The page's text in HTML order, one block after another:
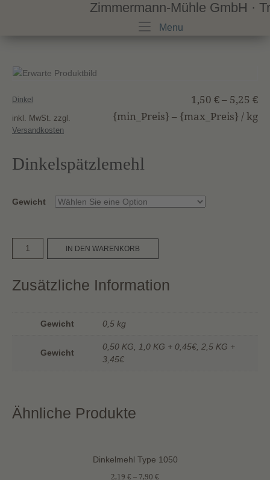
content
Zimmermann-Mühle GmbH ·
MenuMenu
1,50 € – 5,25 €
Dinkel
{min_Preis} – {max_Preis} / kg
inkl. MwSt. zzgl.
Versandkosten
Dinkelspätzlemehl
Gewicht
Dinkelspätzlemehl
Menge
IN DEN WARENKORB
e
t
Zusätzliche Information
Gewicht 0,5 kg
Gewicht
0,50 KG, 1,0 KG + 0,45€, 2,5 KG +
3,45€
Ähnliche Produkte
Dinkelmehl Type 1050
2,19 € – 7,90 €